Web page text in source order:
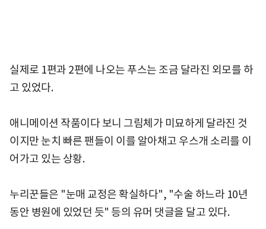
실제로 1편과 2편에 나오는 푸스는 조금 달라진 외모를 하
고 있었다.
애니메이션 작품이다 보니 그림체가 미묘하게 달라진 것
이지만 눈치 빠른 팬들이 이를 알아채고 우스개 소리를 이
어가고 있는 상황.
누리꾼들은 "눈매 교정은 확실하다", "수술 하느라 10년
동안 병원에 있었던 듯" 등의 유머 댓글을 달고 있다.